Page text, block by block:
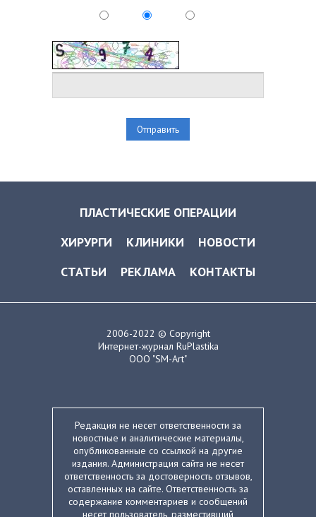
ПЛАСТИЧЕСКИЕ ОПЕРАЦИИ
ХИРУРГИ
КЛИНИКИ
НОВОСТИ
СТАТЬИ
РЕКЛАМА КОНТАКТЫ
2006-2022 © Copyright
Интернет-журнал RuPlastika
ООО "SM-Art"
Редакция не несет ответственности за
новостные и аналитические материалы,
опубликованные со ссылкой на другие
издания. Администрация сайта не несет
ответственность за достоверность отзывов,
оставленных на сайте. Ответственность за
содержание комментариев и сообщений
несет пользователь, разместивший